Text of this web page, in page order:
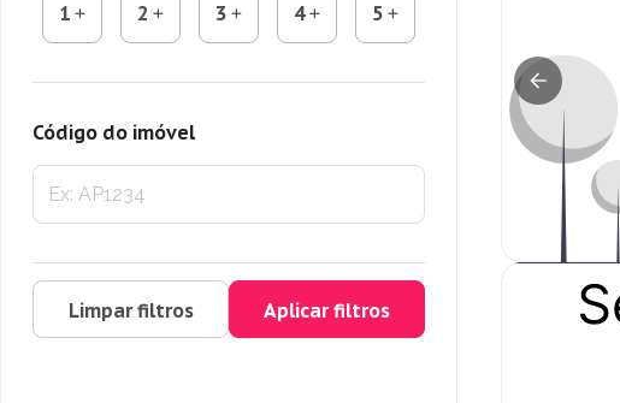
1 2 3 4 5
Código do imóvel
Limpar filtros Aplicar filtros